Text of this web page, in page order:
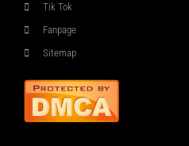
Tik Tok
Fanpage
Sitemap